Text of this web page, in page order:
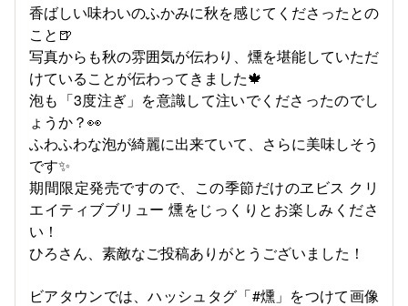
香ばしい味わいのふかみに秋を感じてくださったとの
こと🍺
写真からも秋の雰囲気が伝わり、燻を堪能していただ
けていることが伝わってきました🍁
泡も「3度注ぎ」を意識して注いでくださったのでし
ょうか？👀
ふわふわな泡が綺麗に出来ていて、さらに美味しそう
です✨
期間限定発売ですので、この季節だけのヱビス クリ
エイティブブリュー 燻をじっくりとお楽しみくださ
い！
ひろさん、素敵なご投稿ありがとうございました！
ビアタウンでは、ハッシュタグ「#燻」をつけて画像